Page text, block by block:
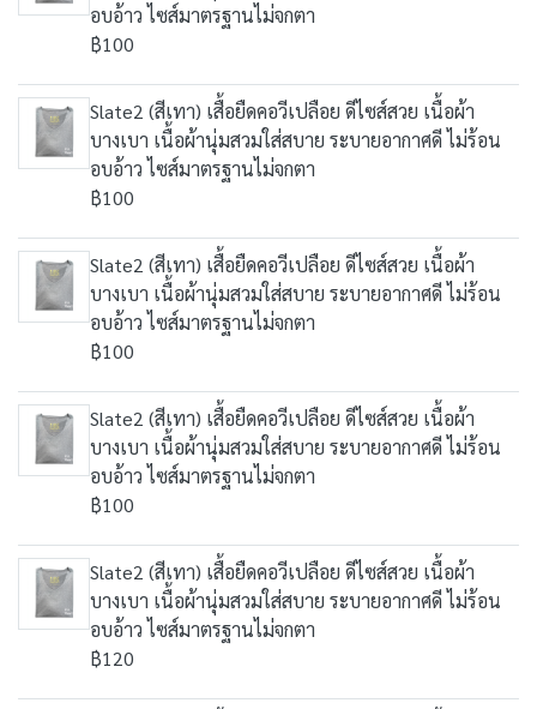
อบอ้าว ไซส์มาตรฐานไม่จกตา
฿100
Slate2 (สีเทา) เสื้อยืดคอวีเปลือย ดีไซส์สวย เนื้อผ้า
บางเบา เนื้อผ้านุ่มสวมใส่สบาย ระบายอากาศดี ไม่ร้อน
อบอ้าว ไซส์มาตรฐานไม่จกตา
฿100
Slate2 (สีเทา) เสื้อยืดคอวีเปลือย ดีไซส์สวย เนื้อผ้า
บางเบา เนื้อผ้านุ่มสวมใส่สบาย ระบายอากาศดี ไม่ร้อน
อบอ้าว ไซส์มาตรฐานไม่จกตา
฿100
Slate2 (สีเทา) เสื้อยืดคอวีเปลือย ดีไซส์สวย เนื้อผ้า
บางเบา เนื้อผ้านุ่มสวมใส่สบาย ระบายอากาศดี ไม่ร้อน
อบอ้าว ไซส์มาตรฐานไม่จกตา
฿100
Slate2 (สีเทา) เสื้อยืดคอวีเปลือย ดีไซส์สวย เนื้อผ้า
บางเบา เนื้อผ้านุ่มสวมใส่สบาย ระบายอากาศดี ไม่ร้อน
อบอ้าว ไซส์มาตรฐานไม่จกตา
฿120